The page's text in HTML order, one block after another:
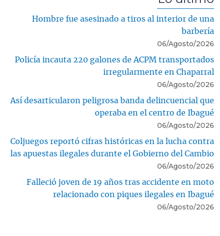
Hombre fue asesinado a tiros al interior de una
barbería
06/Agosto/2026
Policía incauta 220 galones de ACPM transportados
irregularmente en Chaparral
06/Agosto/2026
Así desarticularon peligrosa banda delincuencial que
operaba en el centro de Ibagué
06/Agosto/2026
Coljuegos reportó cifras históricas en la lucha contra
las apuestas ilegales durante el Gobierno del Cambio
06/Agosto/2026
Falleció joven de 19 años tras accidente en moto
relacionado con piques ilegales en Ibagué
06/Agosto/2026